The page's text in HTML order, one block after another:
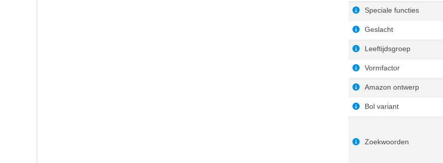
Speciale functies
Geslacht
Leeftijdsgroep
Vormfactor
Amazon ontwerp
Bol variant
Zoekwoorden